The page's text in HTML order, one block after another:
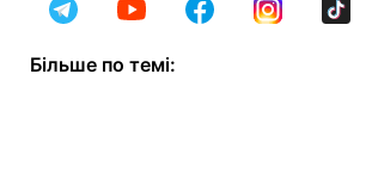
Більше по темі: